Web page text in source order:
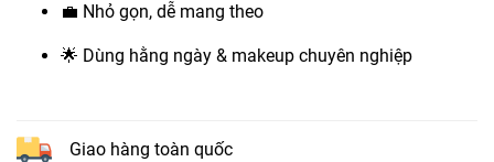
💼 Nhỏ gọn, dễ mang theo
🌟 Dùng hằng ngày & makeup chuyên nghiệp
Giao hàng toàn quốc